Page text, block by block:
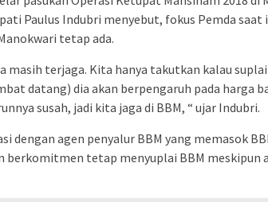
Paulus Indubri menyebut, fokus Pemda saat
tetap ada.
masih terjaga. Kita hanya takutkan kalau suplai
datang) dia akan berpengaruh pada harga
susah, jadi kita jaga di BBM, “ ujar Indubri.
dengan agen penyalur BBM yang memasok
berkomitmen tetap menyuplai BBM meskipun